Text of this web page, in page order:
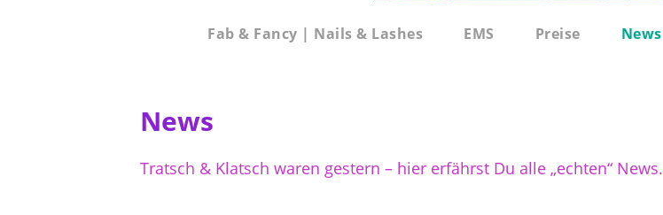
Fab & Fancy | Nails & Lashes EMS Preise News
News
Tratsch & Klatsch waren gestern – hier erfährst Du alle „echten“ News.